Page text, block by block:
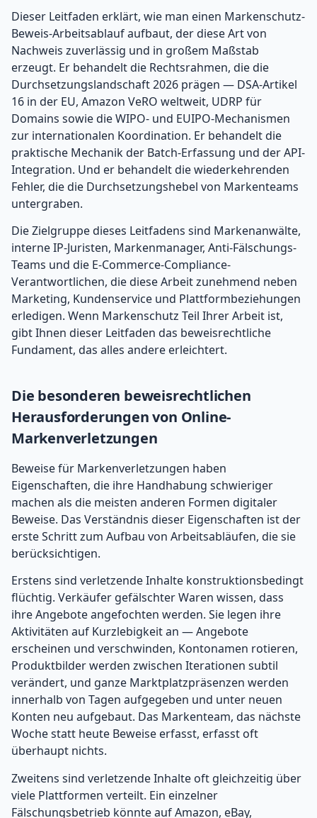
Dieser Leitfaden erklärt, wie man einen Markenschutz-
Beweis-Arbeitsablauf aufbaut, der diese Art von
Nachweis zuverlässig und in großem Maßstab
erzeugt. Er behandelt die Rechtsrahmen, die die
Durchsetzungslandschaft 2026 prägen — DSA-Artikel
16 in der EU, Amazon VeRO weltweit, UDRP für
Domains sowie die WIPO- und EUIPO-Mechanismen
zur internationalen Koordination. Er behandelt die
praktische Mechanik der Batch-Erfassung und der API-
Integration. Und er behandelt die wiederkehrenden
Fehler, die die Durchsetzungshebel von Markenteams
untergraben.
Die Zielgruppe dieses Leitfadens sind Markenanwälte,
interne IP-Juristen, Markenmanager, Anti-Fälschungs-
Teams und die E-Commerce-Compliance-
Verantwortlichen, die diese Arbeit zunehmend neben
Marketing, Kundenservice und Plattformbeziehungen
erledigen. Wenn Markenschutz Teil Ihrer Arbeit ist,
gibt Ihnen dieser Leitfaden das beweisrechtliche
Fundament, das alles andere erleichtert.
Die besonderen beweisrechtlichen
Herausforderungen von Online-
Markenverletzungen
Beweise für Markenverletzungen haben
Eigenschaften, die ihre Handhabung schwieriger
machen als die meisten anderen Formen digitaler
Beweise. Das Verständnis dieser Eigenschaften ist der
erste Schritt zum Aufbau von Arbeitsabläufen, die sie
berücksichtigen.
Erstens sind verletzende Inhalte konstruktionsbedingt
flüchtig. Verkäufer gefälschter Waren wissen, dass
ihre Angebote angefochten werden. Sie legen ihre
Aktivitäten auf Kurzlebigkeit an — Angebote
erscheinen und verschwinden, Kontonamen rotieren,
Produktbilder werden zwischen Iterationen subtil
verändert, und ganze Marktplatzpräsenzen werden
innerhalb von Tagen aufgegeben und unter neuen
Konten neu aufgebaut. Das Markenteam, das nächste
Woche statt heute Beweise erfasst, erfasst oft
überhaupt nichts.
Zweitens sind verletzende Inhalte oft gleichzeitig über
viele Plattformen verteilt. Ein einzelner
Fälschungsbetrieb könnte auf Amazon, eBay,